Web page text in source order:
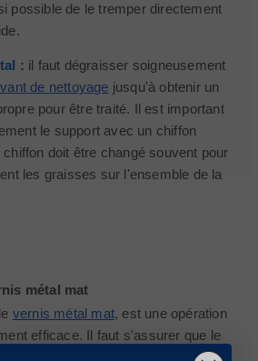
possible de le tremper directement
: il faut dégraisser soigneusement
de nettoyage jusqu'à obtenir un
pour être traité. Il est important
le support avec un chiffon
doit être changé souvent pour
les graisses sur l'ensemble de la
métal mat
vernis métal mat, est une opération
efficace. Il faut s'assurer que le
dérouillé et bien dégraissé avant